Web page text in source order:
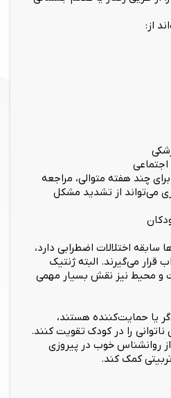
از:
چند هفته متوالی، مراجعه
می‌تواند از تشدید مشکل
سابقه اختلالات اضطرابی دارد،
می‌گیرند. البته ژنتیک
و محیط نیز نقش بسیار مهمی
یا حمایت‌کننده هستند،
را در کودک تقویت کنند.
روانشناس خوب در پیروزی
کمک کند.